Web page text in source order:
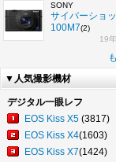
SONY
サイバーショ
100M7(2)
19
▼人気撮影機材
デジタル一眼レフ
EOS Kiss X5 (3817)
EOS Kiss X4(1603)
EOS Kiss X7(1424)